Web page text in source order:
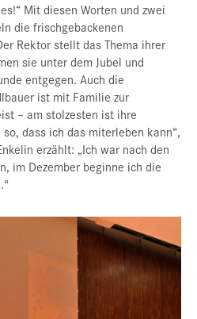
Mit diesen Worten und zwei
die frischgebackenen
Rektor stellt das Thema ihrer
sie unter dem Jubel und
entgegen. Auch die
ist mit Familie zur
– am stolzesten ist ihre
dass ich das miterleben kann“,
erzählt: „Ich war nach den
im Dezember beginne ich die